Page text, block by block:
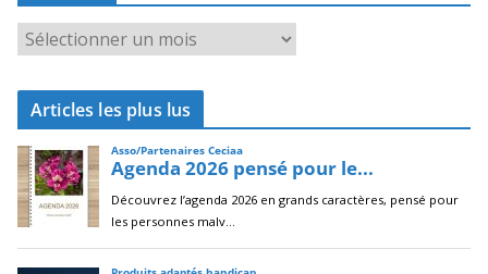
r
c
i
v
e
s
Articles les plus lus